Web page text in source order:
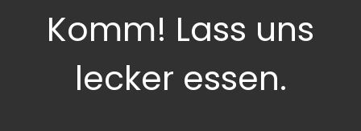
Komm! Lass uns
lecker essen.